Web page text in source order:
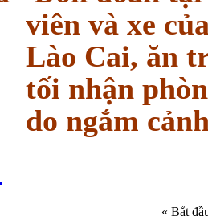
viên và xe
Lào Cai, ăn
tối nhận
do ngắm
« Bắt